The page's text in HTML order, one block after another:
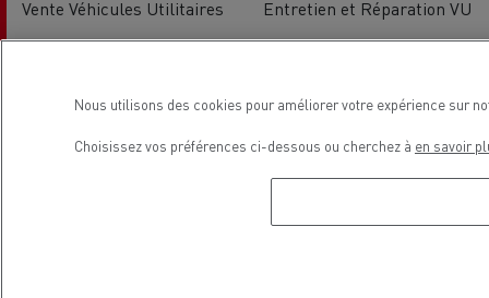
Vente Véhicules Utilitaires Entretien et Réparation VU
Véhicules Electriques
Nous utilisons des cookies pour améliorer votre expérience sur
Choisissez vos préférences ci-dessous ou cherchez à en savoir